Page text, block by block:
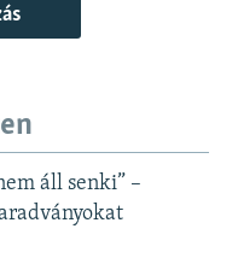
áll senki” –